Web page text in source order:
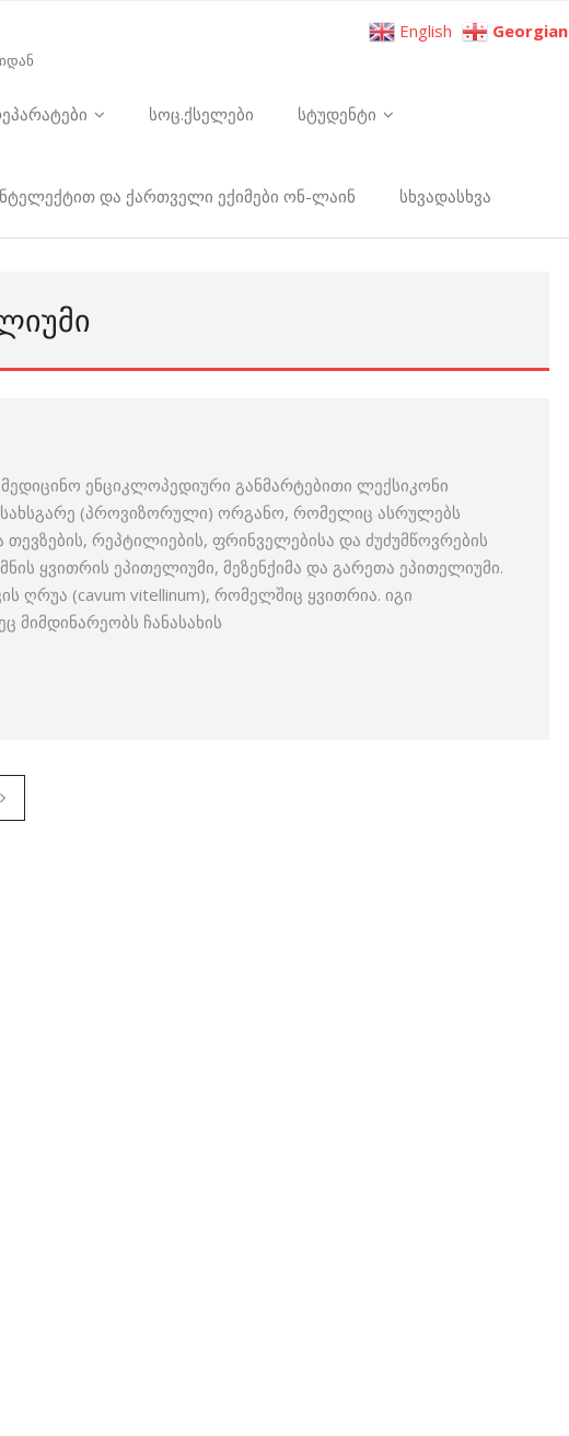
სოც.ქსელები სტუდენტი
და ქართველი ექიმები ონ-ლაინ სხვადასხვა
ენციკლოპედიური განმარტებითი ლექსიკონი
(პროვიზორული) ორგანო, რომელიც ასრულებს
რეპტილიების, ფრინველებისა და ძუძუმწოვრების
ყვითრის ეპითელიუმი, მეზენქიმა და გარეთა ეპითელიუმი.
ღრუა (cavum vitellinum), რომელშიც ყვითრია. იგი
ჩანასახის
English Georgian